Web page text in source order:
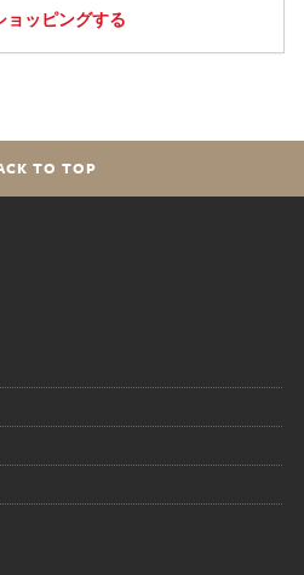
ョッピングする
TO TOP